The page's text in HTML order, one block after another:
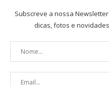
Subscreve a nossa
dicas, fotos e